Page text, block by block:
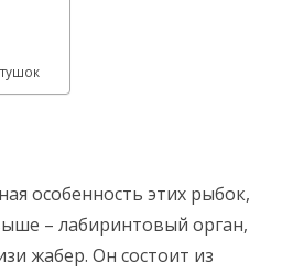
особенность этих рыбок,
– лабиринтовый орган,
жабер. Он состоит из